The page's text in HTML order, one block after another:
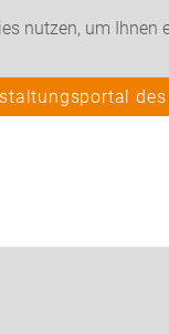
nutzen, um
des